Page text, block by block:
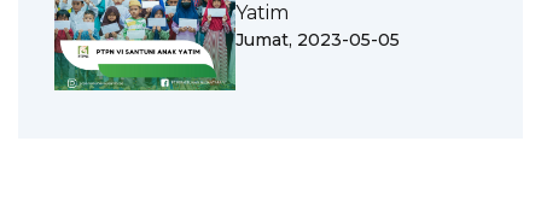
Yatim
Jumat, 2023-05-05